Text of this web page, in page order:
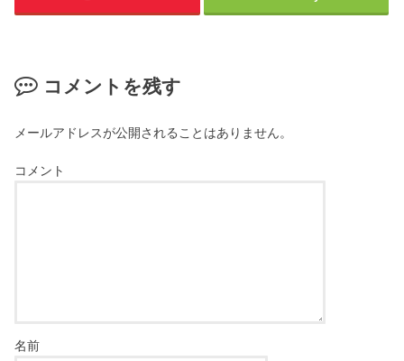
コメントを残す
メールアドレスが公開されることはありません。
コメント
名前